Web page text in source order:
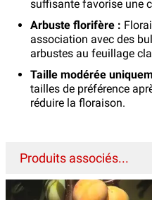
suffisante favorise une
Arbuste florifère :
association avec des
arbustes au feuillage
Taille modérée
tailles de préférence
réduire la floraison.
Produits associés...